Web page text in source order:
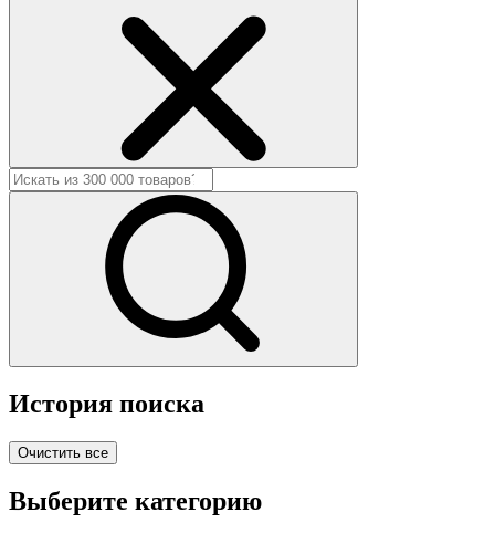
История поиска
Очистить все
Выберите категорию